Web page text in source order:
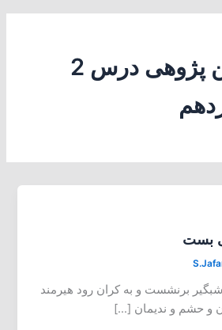
کارگاه متن پژوهی درس 2
بست
برنشست و به کران رود هیرمند
و حشم و ندیمان […]